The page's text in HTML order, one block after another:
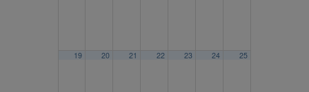
19 20 21 22 23 24 25